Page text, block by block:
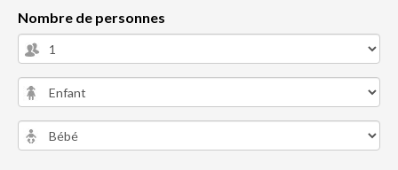
Nombre de personnes